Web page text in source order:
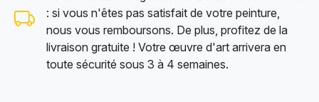
: si vous n'êtes pas satisfait de votre peinture,
nous vous remboursons. De plus, profitez de la
livraison gratuite ! Votre œuvre d'art arrivera en
toute sécurité sous 3 à 4 semaines.